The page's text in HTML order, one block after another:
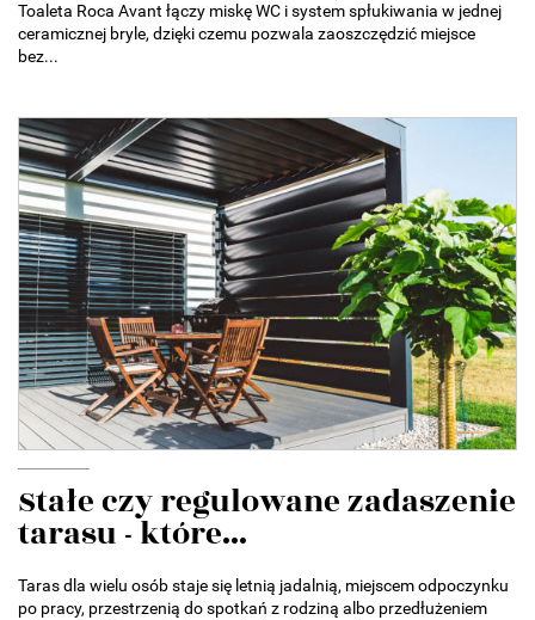
Toaleta Roca Avant łączy miskę WC i system spłukiwania w jednej
ceramicznej bryle, dzięki czemu pozwala zaoszczędzić miejsce
bez...
Stałe czy regulowane zadaszenie
tarasu - które...
Taras dla wielu osób staje się letnią jadalnią, miejscem odpoczynku
po pracy, przestrzenią do spotkań z rodziną albo przedłużeniem